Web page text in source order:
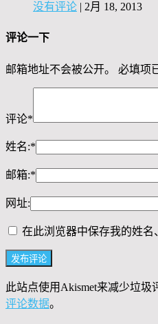
没有评论 | 2月 18, 2013
评论一下
邮箱地址不会被公开。 必填项
评论*
姓名:*
邮箱:*
网址:
在此浏览器中保存我的姓名
此站点使用Akismet来减少垃圾
评论数据。